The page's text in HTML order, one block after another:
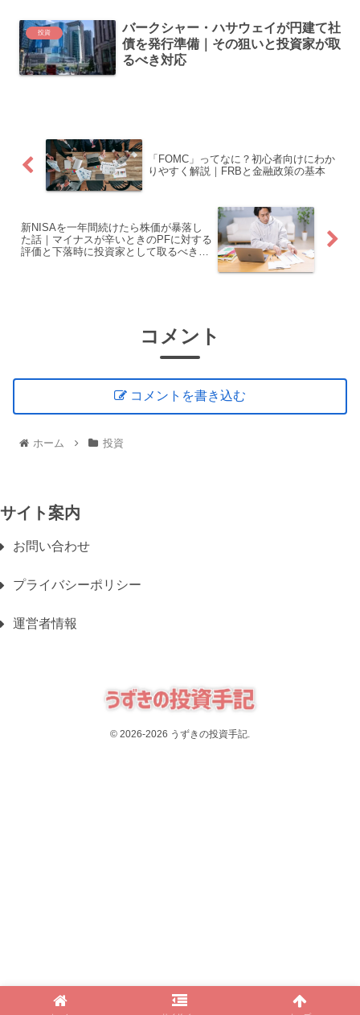
投資
バークシャー・ハサウェイが円建て社
債を発行準備｜その狙いと投資家が取
るべき対応
「FOMC」ってなに？初心者向けにわか
りやすく解説｜FRBと金融政策の基本
新NISAを一年間続けたら株価が暴落し
た話｜マイナスが辛いときのPFに対する
評価と下落時に投資家として取るべき思
コメント
コメントを書き込む
ホーム 投資
サイト案内
お問い合わせ
プライバシーポリシー
運営者情報
© 2026-2026 うずきの投資手記.